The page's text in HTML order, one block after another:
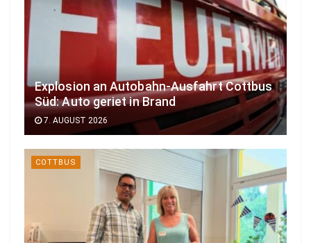
Explosion an Autobahn-Ausfahrt Cottbus
Süd: Auto geriet in Brand
7. AUGUST 2026
COTTBUS